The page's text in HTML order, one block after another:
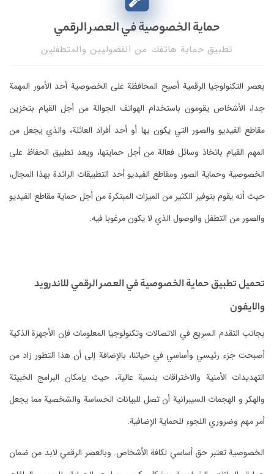
حماية الخصوصية في العصر الرقمي
تطبيق حماية هاتفك من الفضوليين والمتطفلين
بعصر التكنولوجيا الرقمية أصبح المحافظة على الخصوصية أحد الأمور المهمة
جدا، الأشخاص يقومون باستخدام الهواتف الجوالة من أجل القيام بتخزين
مقاطع الفيديو والصور التي يكون بها أو أحد أفراد العائلة، والذي يجعل من
المهم القيام باتخاذ وسائل فعالة من أجل حمايتها، ويعد تطبيق الحفاظ على
الخصوصية وحماية الصور ومقاطع الفيديو أحد التطبيقات الرائدة بهذا المجال،
حيث أنه يقوم بتوفير الكثير من الميزات المبتكرة من أجل حماية مقاطع الفيديو
والصور من التطفل والوصول الذي لا يكون مرغوبا فيه.
تحميل تطبيق حماية الخصوصية في العصر الرقمي للاندرويد
والايفون
بجانب التقدم السريع في الاتصالات وتكنولوجيا المعلومات فإن الأجهزة الذكية
أصبحت جزء رئيسي وأساسي في حياتنا، بالإضافة إلى أن هذا التطور زاد من
التهديدات الأمنية والاختراقات بنسبة عالية، حيث بإمكان البرامج الخبيثة
والهكر و الهجمات السيبرانية أن تصل للبيانات الحساسة والشخصية مما يجعل
أمر مهم وضروري اللجوء للحماية الإضافية.
الخصوصية تعتبر حق أساسي لكافة الأشخاص. وبالعصر الرقمي لابد من ضمان